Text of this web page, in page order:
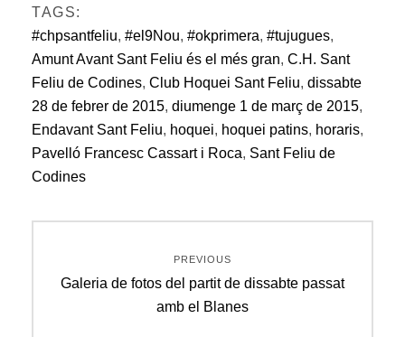
TAGS:
#chpsantfeliu, #el9Nou, #okprimera, #tujugues,
Amunt Avant Sant Feliu és el més gran, C.H. Sant
Feliu de Codines, Club Hoquei Sant Feliu, dissabte
28 de febrer de 2015, diumenge 1 de març de 2015,
Endavant Sant Feliu, hoquei, hoquei patins, horaris,
Pavelló Francesc Cassart i Roca, Sant Feliu de
Codines
d'entrades
PREVIOUS
Previous
Galeria de fotos del partit de dissabte passat
amb el Blanes